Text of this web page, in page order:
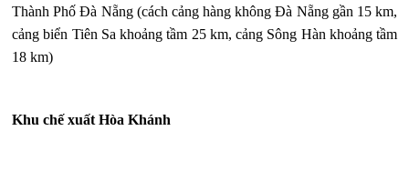
Thành Phố Đà Nẵng (cách cảng hàng không Đà Nẵng gần 15 km,
cảng biển Tiên Sa khoảng tầm 25 km, cảng Sông Hàn khoảng tầm
18 km)
Khu chế xuất Hòa Khánh